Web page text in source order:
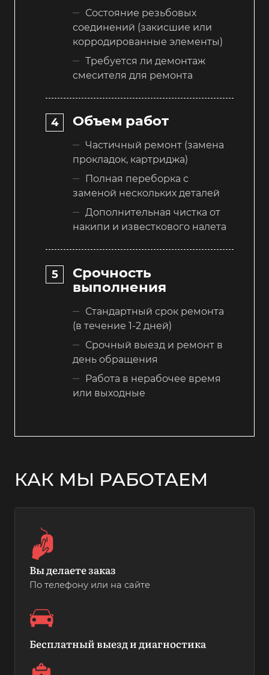
Состояние резьбовых
соединений (закисшие или
корродированные элементы)
Требуется ли демонтаж
смесителя для ремонта
Объем работ
Частичный ремонт (замена
прокладок, картриджа)
Полная переборка с
заменой нескольких деталей
Дополнительная чистка от
накипи и известкового налета
Срочность
выполнения
Стандартный срок ремонта
(в течение 1-2 дней)
Срочный выезд и ремонт в
день обращения
Работа в нерабочее время
или выходные
КАК МЫ РАБОТАЕМ
Вы делаете заказ
По телефону или на сайте
Бесплатный выезд и диагностика